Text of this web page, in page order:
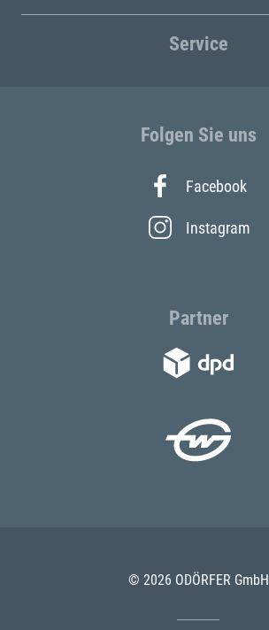
Service
Folgen Sie uns
Facebook
Instagram
Partner
© 2026 ODÖRFER GmbH